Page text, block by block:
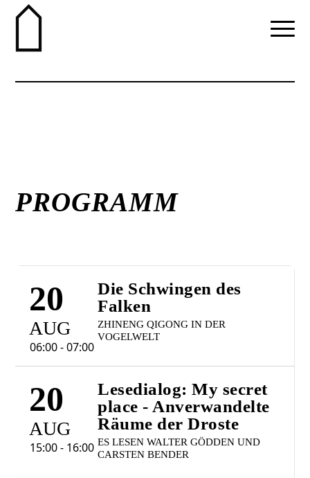
PROGRAMM
20
AUG
06:00 - 07:00
Die Schwingen des
Falken
ZHINENG QIGONG IN DER
VOGELWELT
20
AUG
15:00 - 16:00
Lesedialog: My secret
place - Anverwandelte
Räume der Droste
ES LESEN WALTER GÖDDEN UND
CARSTEN BENDER